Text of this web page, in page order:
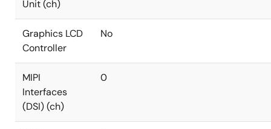
Unit (ch)
Graphics LCD
Controller
No
MIPI
Interfaces
(DSI) (ch)
0